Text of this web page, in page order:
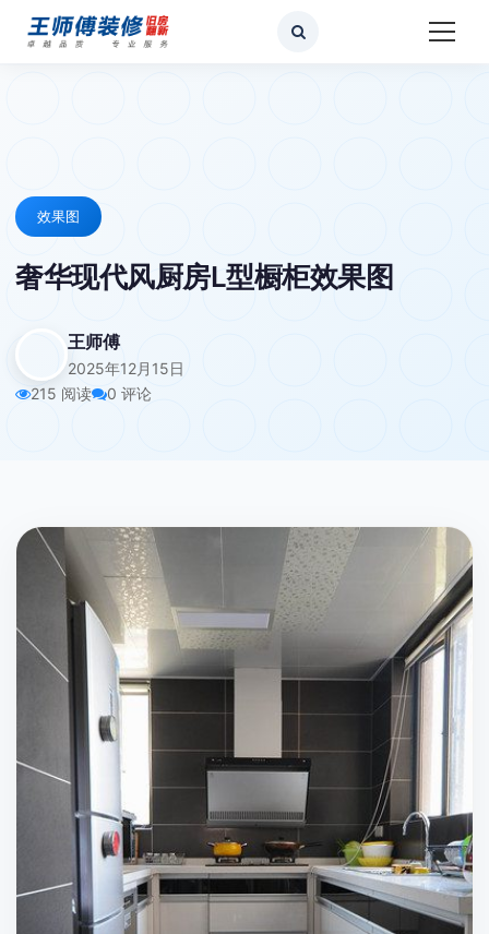
效果图
奢华现代风厨房L型橱柜效果图
王师傅
2025年12月15日
215 阅读
0 评论